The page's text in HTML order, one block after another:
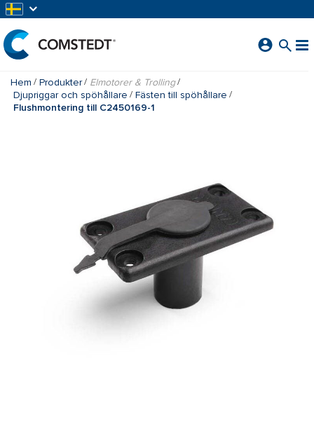
Hem Produkter
Elmotorer & Trolling
Djupriggar och spöhållare
Fästen till spöhållare
Flushmontering till C2450169-1